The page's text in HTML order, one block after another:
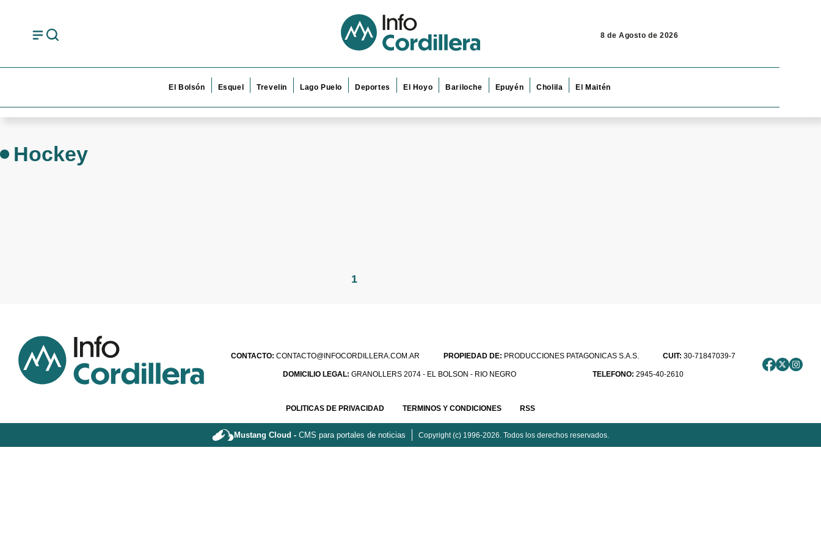
8 de Agosto de 2026
El Bolsón Esquel Trevelin Lago Puelo Deportes El Hoyo Bariloche Epuyén Cholila El Maitén
Hockey
1
CONTACTO: CONTACTO@INFOCORDILLERA.COM.AR PROPIEDAD DE: PRODUCCIONES PATAGONICAS S.A.S. CUIT: 30-71847039-7
DOMICILIO LEGAL:GRANOLLERS 2074 - EL BOLSON - RIO NEGRO TELEFONO: 2945-40-2610
POLITICAS DE PRIVACIDAD TERMINOS Y CONDICIONES RSS
Mustang Cloud - CMS para portales de noticias Copyright (c) 1996-2026. Todos los derechos reservados.